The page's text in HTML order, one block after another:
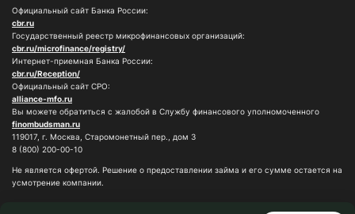
8 800 444 09 96
(Бесплатно по РФ)
Официальный сайт Банка России:
cbr.ru
Государственный реестр микрофинансовых организаций:
cbr.ru/microfinance/registry/
Интернет-приемная Банка России:
cbr.ru/Reception/
Официальный сайт СРО:
alliance-mfo.ru
Вы можете обратиться с жалобой в Службу финансового уполномоченного
finombudsman.ru
119017, г. Москва, Старомонетный пер., дом 3
8 (800) 200-00-10
Не является офертой. Решение о предоставлении займа и его сумме остается на
усмотрение компании.
мобилизованным и другим участникам
СВО на срок службы по мобилизации,
контракту или участия в СВО и плюс 30
дней. Льготный период может быть
продлен на время, пока заемщик
находится в стационаре на излечении от
ранений, травм, контузий или
заболеваний, полученных в ходе СВО, а
также на время, пока участник СВО
признан безвестно отсутствующим.
а также отдельно на заключение
микрофинансовыми организациями
способом, не предполагающим личную
явку субъекта кредитной истории —
физического лица, договоров
потребительского займа, за
исключением договоров
заемщика по которым обеспечены